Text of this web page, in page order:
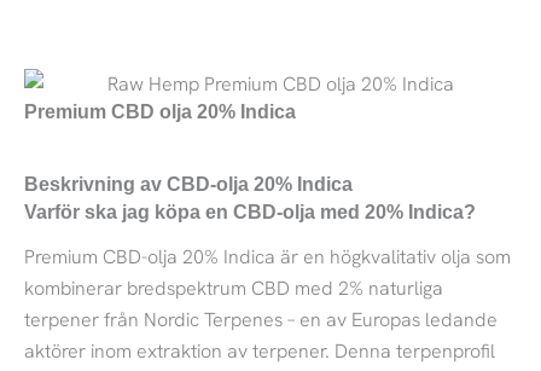
Beskrivning av CBD-olja 20% Indica
Varför ska jag köpa en CBD-olja med 20% Indica?
Premium CBD-olja 20% Indica är en högkvalitativ olja som
kombinerar bredspektrum CBD med 2% naturliga
terpener från Nordic Terpenes – en av Europas ledande
aktörer inom extraktion av terpener. Denna terpenprofil
Premium CBD olja 20% Indica